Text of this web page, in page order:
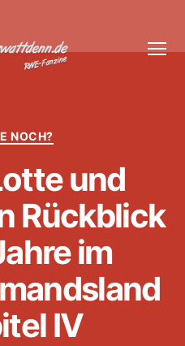
Kategorien
NOCH?
und
Rückblick
im
IV